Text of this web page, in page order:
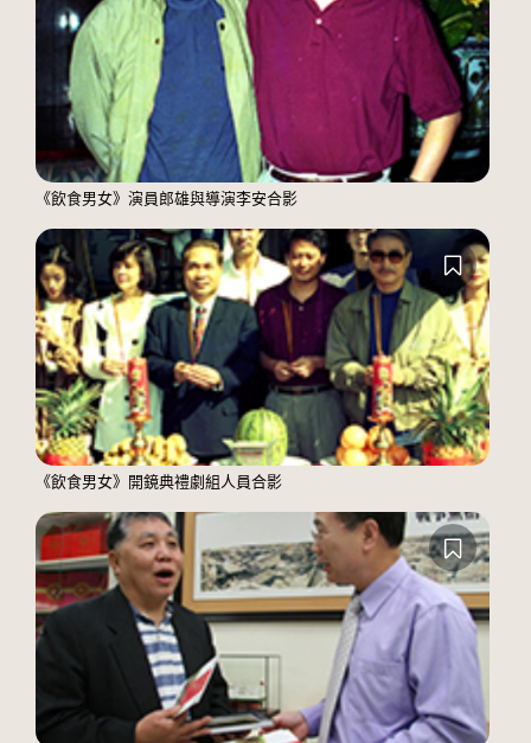
《飲食男女》演員郎雄與導演李安合影
《飲食男女》開鏡典禮劇組人員合影